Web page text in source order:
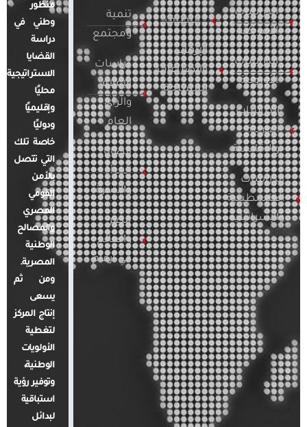
الدراسات
الأمريكية
الدراسات
الأوروبية
الدراسات
العربية
والإقليمية
الدراسات
الفلسطينية
والإسرائيلية
التطرف
الإرهاب
والصراعات
المسلحة
تنمية
ومجتمع
دراسات
الإعلام
والرأي
العام
قضايا
المرأة
والأسرة
مصر
والعالم
في أرقام
منظور
وطني في
دراسة
القضايا
الاستراتيجية
محليًا
وإقليميًا
ودوليًا
خاصة تلك
التي تتصل
بالأمن
القومي
المصري
والمصالح
الوطنية
المصرية.
ومن ثم
يسعى
إنتاج المركز
لتغطية
الأولويات
الوطنية،
وتوفير رؤية
استباقية
لبدائل